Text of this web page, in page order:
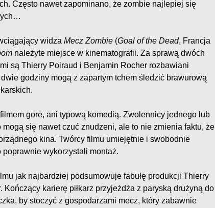
Często nawet zapominano, że zombie najlepiej się
widza Mecz Zombie (Goal of the Dead, Francja
należyte miejsce w kinematografii. Za sprawą dwóch
są Thierry Poiraud i Benjamin Rocher rozbawiani
godziny mogą z zapartym tchem śledzić brawurową
gore, ani typową komedią. Zwolennicy jednego lub
się nawet czuć znudzeni, ale to nie zmienia faktu, że
kina. Twórcy filmu umiejętnie i swobodnie
wykorzystali montaż.
jak najbardziej podsumowuje fabułę produkcji Thierry
Kończący karierę piłkarz przyjeżdża z paryską drużyną do
by stoczyć z gospodarzami mecz, który zabawnie